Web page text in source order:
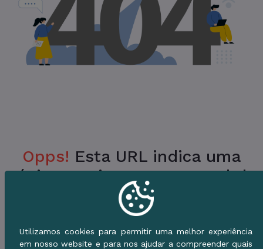
Opps! Esta URL indica uma
Página Inexistente no Portal da
Prefeitura.
Verifique a URL ou vá para o Início e use o
Menu de Serviços.
Utilizamos cookies para permitir uma melhor experiência
em nosso website e para nos ajudar a compreender quais